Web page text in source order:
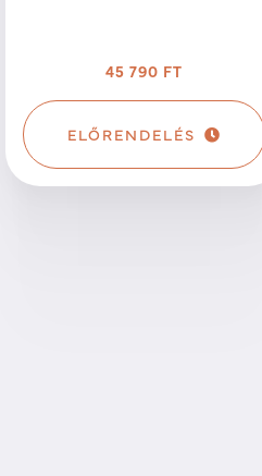
45 790 FT
ELŐRENDELÉS